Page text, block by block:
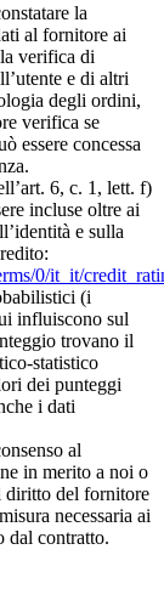
la
al fornitore ai
verifica di
e di altri
degli ordini,
verifica se
essere concessa
6, c. 1, lett. f)
incluse oltre ai
e sulla
0/it_it/
(i
influiscono sul
trovano il
statistico
dei punteggi
i dati
al
in merito a noi o
diritto del fornitore
necessaria ai
dal contratto.